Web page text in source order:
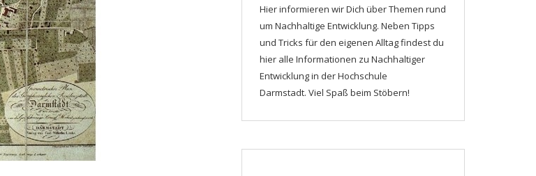
Hier informieren wir Dich über Themen rund
um Nachhaltige Entwicklung. Neben Tipps
und Tricks für den eigenen Alltag findest du
hier alle Informationen zu Nachhaltiger
Entwicklung in der Hochschule
Darmstadt. Viel Spaß beim Stöbern!